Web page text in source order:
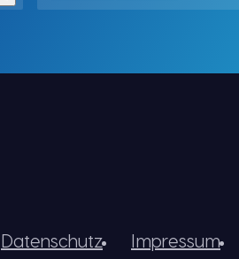
Datenschutz Impressum